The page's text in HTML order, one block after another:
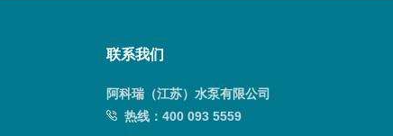
联系我们
阿科瑞（江苏）水泵有限公司
热线： 400 093 5559